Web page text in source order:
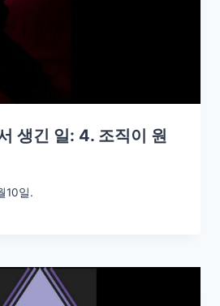
생긴 일: 4. 조직이 원
10일.